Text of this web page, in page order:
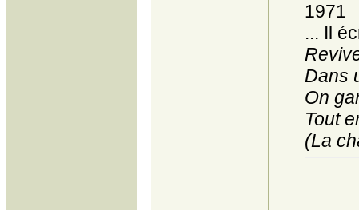
1971
... Il
Dans
On
Tout
(La